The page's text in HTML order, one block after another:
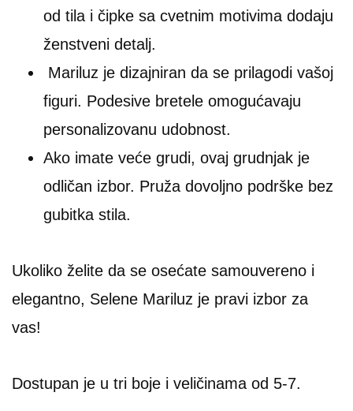
od tila i čipke sa cvetnim motivima dodaju
ženstveni detalj.
Mariluz je dizajniran da se prilagodi vašoj
figuri. Podesive bretele omogućavaju
personalizovanu udobnost.
Ako imate veće grudi, ovaj grudnjak je
odličan izbor. Pruža dovoljno podrške bez
gubitka stila.
Ukoliko želite da se osećate samouvereno i
elegantno, Selene Mariluz je pravi izbor za
vas!
Dostupan je u tri boje i veličinama od 5-7.